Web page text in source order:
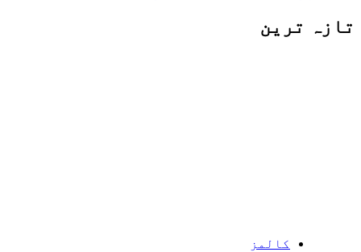
تازہ ترین
کالمز